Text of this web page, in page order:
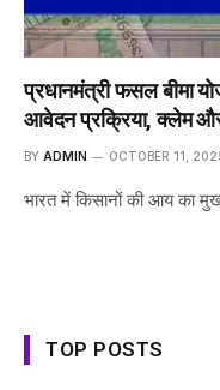
प्रधानमंत्री फसल बीमा
आवेदन प्रक्रिया, क्लेम और
BY ADMIN OCTOBER 11,
भारत में किसानों की आय का
TOP POSTS